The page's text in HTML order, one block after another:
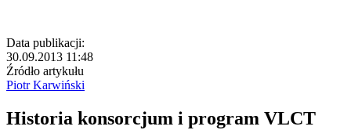
Data publikacji:
30.09.2013 11:48
Źródło artykułu
Piotr Karwiński
Historia konsorcjum i program VLCT